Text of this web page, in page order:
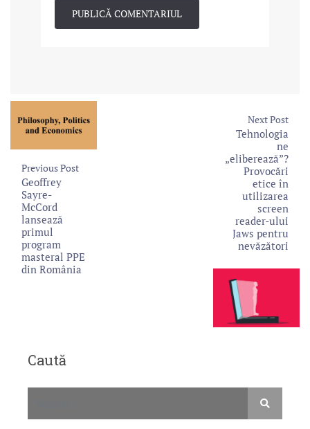
Previous Post
Geoffrey
Sayre-
McCord
lansează
primul
program
masteral PPE
din România
Next Post
Tehnologia
ne
„eliberează”?
Provocări
etice în
utilizarea
screen
reader-ului
Jaws pentru
nevăzători
Caută